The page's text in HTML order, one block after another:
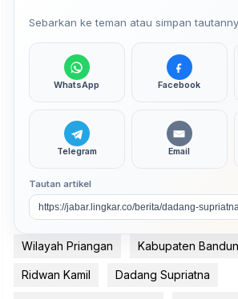
Sebarkan ke teman atau simpan
WhatsApp Facebook
Telegram Email
Tautan artikel
Wilayah Priangan Kabupaten
Ridwan Kamil Dadang Supriatna